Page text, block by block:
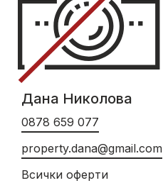
Дана Николова
0878 659 077
property.dana@gmail.com
Всички оферти